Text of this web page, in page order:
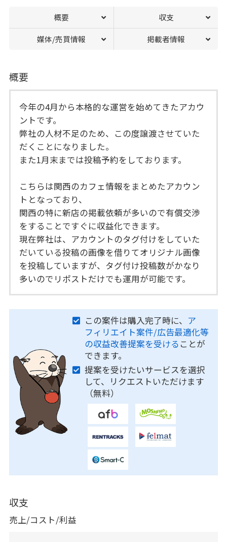
概要 収支
媒体/売買情報 掲載者情報
概要
今年の4月から本格的な運営を始めてきたアカウ
ントです。
弊社の人材不足のため、この度譲渡させていた
だくことになりました。
また1月末までは投稿予約をしております。
こちらは関西のカフェ情報をまとめたアカウン
トとなっており、
関西の特に新店の掲載依頼が多いので有償交渉
をすることですぐに収益化できます。
現在弊社は、アカウントのタグ付けをしていた
だいている投稿の画像を借りてオリジナル画像
を投稿していますが、タグ付け投稿数がかなり
多いのでリポストだけでも運用が可能です。
この案件は購入完了時に、 ア
フィリエイト案件/広告最適化等
の収益改善提案を受ける ことが
できます。
提案を受けたいサービスを選択
して、リクエストいただけます
（無料）
収支
売上/コスト/利益